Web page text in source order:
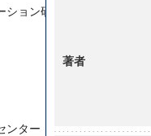
ョン研究所
ンター
著者